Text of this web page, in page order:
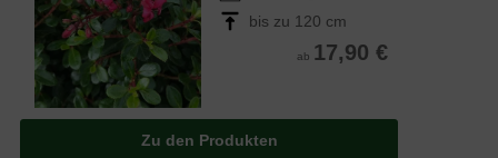
bis zu 120 cm
ab 17,90 €
Zu den Produkten